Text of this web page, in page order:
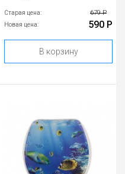
Старая цена: 679 Р
Новая цена: 590 Р
В корзину